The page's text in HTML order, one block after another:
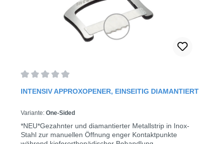
INTENSIV APPROXOPENER, EINSEITIG DIAMANTIERT
Variante: One-Sided
*NEU*Gezahnter und diamantierter Metallstrip in Inox-
Stahl zur manuellen Öffnung enger Kontaktpunkte